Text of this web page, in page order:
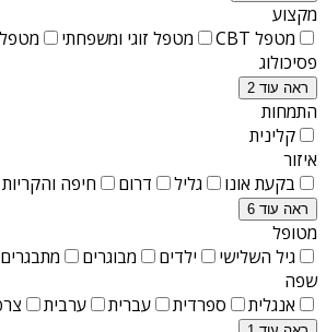
מקצוע
מטפל CBT
מטפל זוגי ומשפחתי
פסיכולוג
ראה עוד 2
התמחות
קלינית
איזור
בקעת אונו
גליל דרום חיפה והקריות
ראה עוד 6
מטופל
גיל השלישי
ילדים מבוגרים
מתבגרים
שפה
אנגלית
ספרדית עברית ערבית